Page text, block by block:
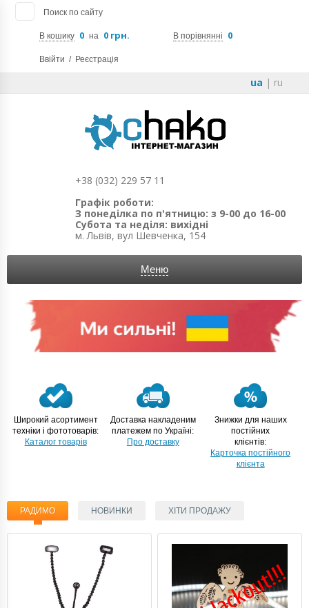
Поиск по сайту
В кошику 0 на 0 грн. В порівнянні 0
Ввійти / Реєстрація
ua | ru
+38 (032) 229 57 11
Графік роботи:
З понеділка по п'ятницю: з 9-00 до 16-00
Субота та неділя: вихідні
м. Львів, вул Шевченка, 154
Меню
Широкий асортимент
техніки і фототоварів:
Каталог товарів
Доставка накладеним
платежем по Україні:
Про доставку
Знижки для наших
постійних
клієнтів:
Карточка постійного
клієнта
РАДИМО НОВИНКИ ХІТИ ПРОДАЖУ